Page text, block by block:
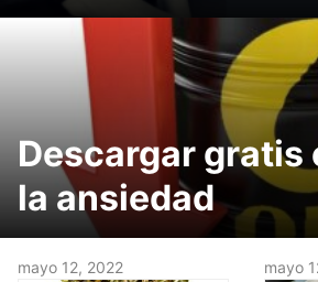
Descargar gratis
la ansiedad
mayo 12, 2022 mayo